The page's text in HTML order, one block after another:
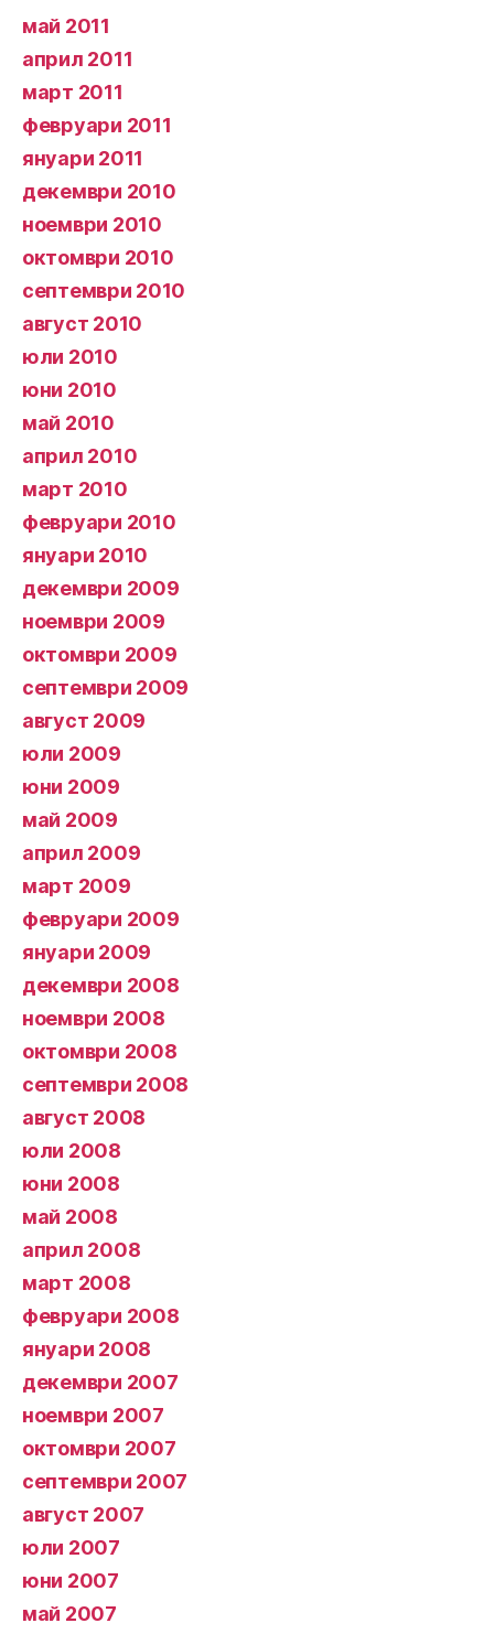
май 2011
април 2011
март 2011
февруари 2011
януари 2011
декември 2010
ноември 2010
октомври 2010
септември 2010
август 2010
юли 2010
юни 2010
май 2010
април 2010
март 2010
февруари 2010
януари 2010
декември 2009
ноември 2009
октомври 2009
септември 2009
август 2009
юли 2009
юни 2009
май 2009
април 2009
март 2009
февруари 2009
януари 2009
декември 2008
ноември 2008
октомври 2008
септември 2008
август 2008
юли 2008
юни 2008
май 2008
април 2008
март 2008
февруари 2008
януари 2008
декември 2007
ноември 2007
октомври 2007
септември 2007
август 2007
юли 2007
юни 2007
май 2007